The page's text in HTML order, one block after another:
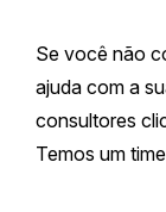
Se você não
ajuda com a
consultores
Temos um